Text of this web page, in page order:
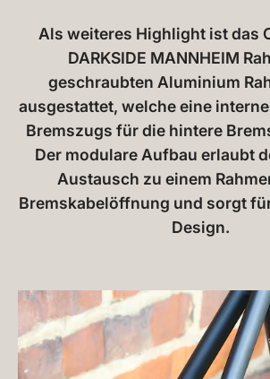
Als weiteres Highlight ist das
DARKSIDE MANNHEIM
geschraubten Aluminium
ausgestattet, welche eine
Bremszugs für die hintere
Der modulare Aufbau erlaubt
Austausch zu einem
Bremskabelöffnung und sorgt
Design.